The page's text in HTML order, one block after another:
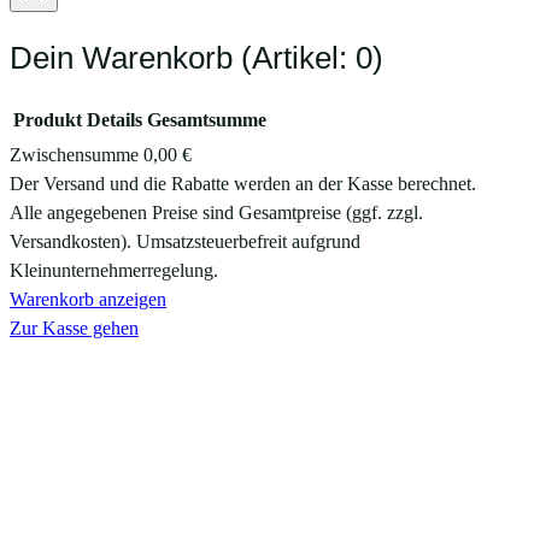
Dein Warenkorb (Artikel: 0)
Produkte
im
Warenkorb
Produkt Details Gesamtsumme
Zwischensumme 0,00 €
Der Versand und die Rabatte werden an der Kasse berechnet.
Alle angegebenen Preise sind Gesamtpreise (ggf. zzgl.
Versandkosten). Umsatzsteuerbefreit aufgrund
Kleinunternehmerregelung.
Warenkorb anzeigen
Zur Kasse gehen